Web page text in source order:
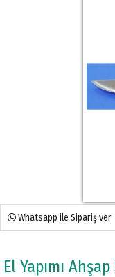
Whatsapp ile Sipariş ver
El Yapımı